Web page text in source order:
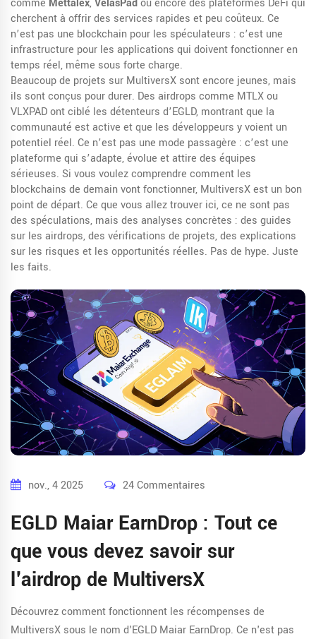
comme Mettalex,VelasPadou encore des plateformes DeFi qui
cherchent à offrir des services rapides et peu coûteux. Ce
n’est pas une blockchain pour les spéculateurs : c’est une
infrastructure pour les applications qui doivent fonctionner en
temps réel, même sous forte charge.
Beaucoup de projets sur MultiversX sont encore jeunes, mais
ils sont conçus pour durer. Des airdrops comme MTLX ou
VLXPAD ont ciblé les détenteurs d’EGLD, montrant que la
communauté est active et que les développeurs y voient un
potentiel réel. Ce n’est pas une mode passagère : c’est une
plateforme qui s’adapte, évolue et attire des équipes
sérieuses. Si vous voulez comprendre comment les
blockchains de demain vont fonctionner, MultiversX est un bon
point de départ. Ce que vous allez trouver ici, ce ne sont pas
des spéculations, mais des analyses concrètes : des guides
sur les airdrops, des vérifications de projets, des explications
sur les risques et les opportunités réelles. Pas de hype. Juste
les faits.
nov., 4 2025 24 Commentaires
EGLD Maiar EarnDrop : Tout ce
que vous devez savoir sur
l'airdrop de MultiversX
Découvrez comment fonctionnent les récompenses de
MultiversX sous le nom d'EGLD Maiar EarnDrop. Ce n'est pas